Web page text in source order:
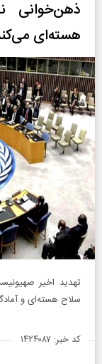
ذهن‌خوانی
هسته‌ای
تهدید اخیر
سلاح هسته‌ای و
کد خبر: ۱۴۲۴۰۸۷